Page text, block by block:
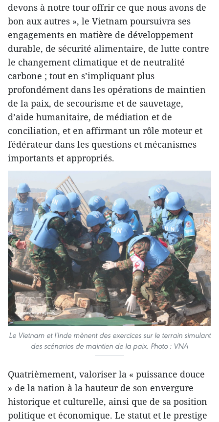
devons à notre tour offrir ce que nous avons de
bon aux autres », le Vietnam poursuivra ses
engagements en matière de développement
durable, de sécurité alimentaire, de lutte contre
le changement climatique et de neutralité
carbone ; tout en s’impliquant plus
profondément dans les opérations de maintien
de la paix, de secourisme et de sauvetage,
d’aide humanitaire, de médiation et de
conciliation, et en affirmant un rôle moteur et
fédérateur dans les questions et mécanismes
importants et appropriés.
Le Vietnam et l'Inde mènent des exercices sur le terrain simulant
des scénarios de maintien de la paix. Photo : VNA
Quatrièmement, valoriser la « puissance douce
» de la nation à la hauteur de son envergure
historique et culturelle, ainsi que de sa position
politique et économique. Le statut et le prestige